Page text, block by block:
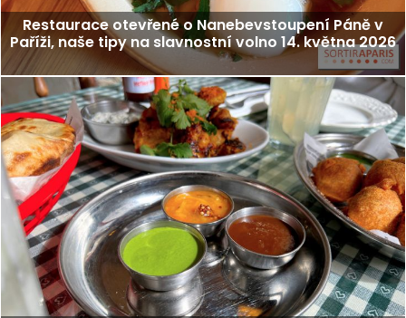
Restaurace otevřené o Nanebevstoupení Páně v
Paříži, naše tipy na slavnostní volno 14. května 2026